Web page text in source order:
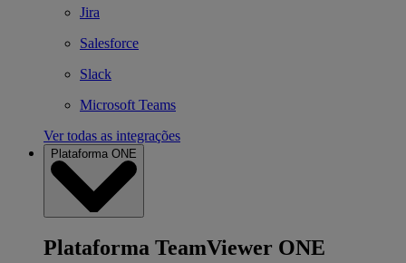
Jira
Salesforce
Slack
Microsoft Teams
Ver todas as integrações
Plataforma ONE
Plataforma TeamViewer ONE